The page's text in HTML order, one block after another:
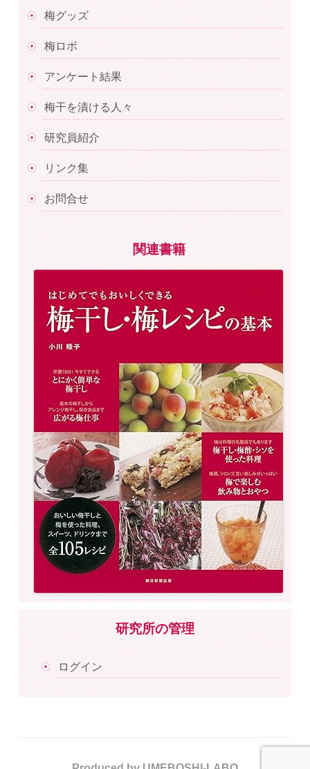
梅グッズ
梅ロボ
アンケート結果
梅干を漬ける人々
研究員紹介
リンク集
お問合せ
関連書籍
研究所の管理
ログイン